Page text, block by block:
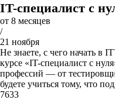
IT-специалист с
от 8 месяцев
/
21 ноября
Не знаете, с чего начать в
курсе «IT-специалист с
профессий — от
будете учиться тому, что
7633